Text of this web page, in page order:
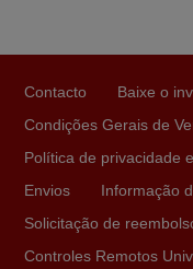
O comando veio bem
emparelhamento
produto e este site.
Contacto Baixe o
Condições Gerais de
Política de privacidade
Envios
Informação
Solicitação de
Controles Remotos